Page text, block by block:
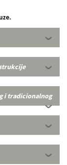
i tradicionalnog